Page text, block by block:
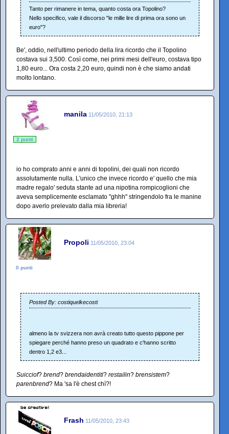
Tanto per rimanere in tema, quanto costa ora Topolino?
Nello specifico, vale il discorso "le mille lire di prima ora sono un
euro"?
Be', oddio, nell'ultimo periodo della lira ricordo che il Topolino
costava sui 3,500. Così come, nei primi mesi dell'euro, costava tipo
1,80 euro... Ora costa 2,20 euro, quindi non è che siamo andati
molto lontano.
manila 11/05/2010, 21:13
2 punti
io ho comprato anni e anni di topolini, dei quali non ricordo
assolutamente nulla. L'unico che invece ricordo e' quello che mia
madre regalo' seduta stante ad una nipotina rompicoglioni che
aveva semplicemente esclamato "ghhh" stringendolo fra le manine
dopo averlo prelevato dalla mia libreria!
Propoli 11/05/2010, 23:04
0 punti
Posted By: costiquelkecosti
almeno la tv svizzera non avrà creato tutto questo pippone per
spiegare perché hanno preso un quadrato e c'hanno scritto
dentro 1,2 e3...
Suicciof? brend? brendaidentiti? restailin? brensistem?
parenbrend? Ma 'sa l'è chest chì?!
Frash 11/05/2010, 23:43